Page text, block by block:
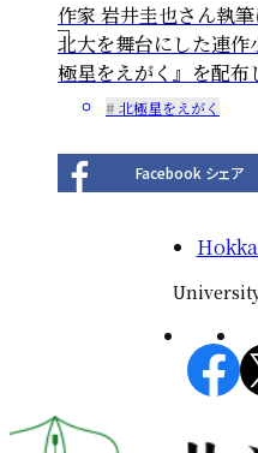
作家 岩井圭也さん執筆
北大を舞台にした連作
極星をえがく』を配布
北極星をえがく
Facebook シェア